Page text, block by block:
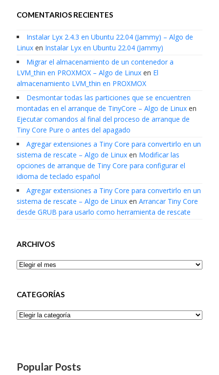
COMENTARIOS RECIENTES
Instalar Lyx 2.4.3 en Ubuntu 22.04 (Jammy) – Algo de
Linuxen Instalar Lyx en Ubuntu 22.04 (Jammy)
Migrar el almacenamiento de un contenedor a
LVM_thin en PROXMOX – Algo de Linuxen El
almacenamiento LVM_thin en PROXMOX
Desmontar todas las particiones que se encuentren
montadas en el arranque de TinyCore – Algo de Linuxen
Ejecutar comandos al final del proceso de arranque de
Tiny Core Pure o antes del apagado
Agregar extensiones a Tiny Core para convertirlo en un
sistema de rescate – Algo de Linuxen Modificar las
opciones de arranque de Tiny Core para configurar el
idioma de teclado español
Agregar extensiones a Tiny Core para convertirlo en un
sistema de rescate – Algo de Linuxen Arrancar Tiny Core
desde GRUB para usarlo como herramienta de rescate
ARCHIVOS
Archivos
CATEGORÍAS
Categorías
Popular Posts